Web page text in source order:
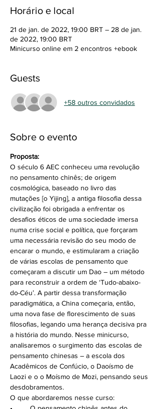
Horário e local
21 de jan. de 2022, 19:00 BRT – 28 de jan.
de 2022, 19:00 BRT
Minicurso online em 2 encontros +ebook
Guests
+58 outros convidados
Sobre o evento
Proposta:
O século 6 AEC conheceu uma revolução
no pensamento chinês; de origem
cosmológica, baseado no livro das
mutações [o Yijing], a antiga filosofia dessa
civilização foi obrigada a enfrentar os
desafios éticos de uma sociedade imersa
numa crise social e política, que forçaram
uma necessária revisão do seu modo de
encarar o mundo, e estimularam a criação
de várias escolas de pensamento que
começaram a discutir um Dao – um método
para reconstruir a ordem de ‘Tudo-abaixo-
do-Céu’. A partir dessa transformação
paradigmática, a China começaria, então,
uma nova fase de florescimento de suas
filosofias, legando uma herança decisiva pra
a história do mundo. Nesse minicurso,
analisaremos o surgimento das escolas de
pensamento chinesas – a escola dos
Acadêmicos de Confúcio, o Daoísmo de
Laozi e o o Moísmo de Mozi, pensando seus
desdobramentos.
O que abordaremos nesse curso: